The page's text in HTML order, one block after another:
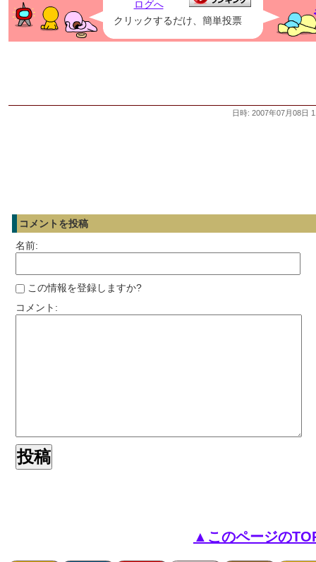
クリックするだけ、簡単投票
日時: 2007年07月08日
コメントを投稿
名前:
この情報を登録しますか?
コメント:
▲このページの